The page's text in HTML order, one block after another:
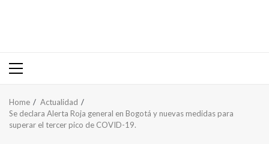
Primary
Home
Actualidad
Se declara Alerta Roja general en Bogotá y nuevas medidas para
superar el tercer pico de COVID-19.